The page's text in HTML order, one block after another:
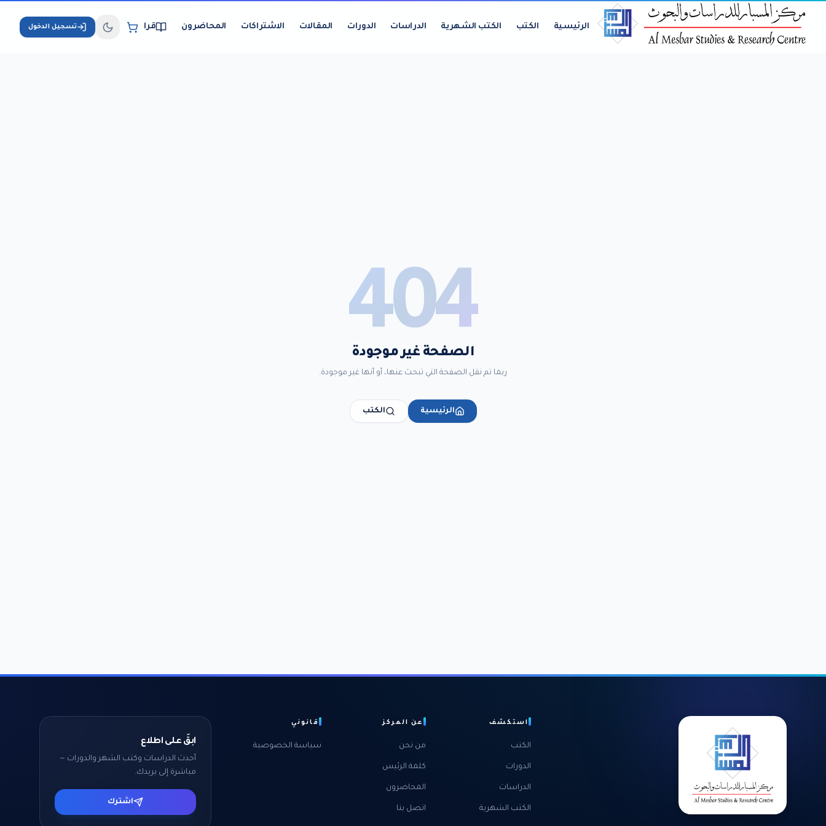
الرئيسية الكتب الكتب الشهرية الدراسات الدورات المقالات الاشتراكات المحاضرون قراءة الكتب الإلكترونيةتسجيل الدخول
404
الصفحة غير موجودة
ربما تم نقل الصفحة التي تبحث عنها، أو أنها غير موجودة.
الرئيسية الكتب
استكشف
الكتب
الدورات
الدراسات
الكتب الشهرية
عن المركز
من نحن
كلمة الرئيس
المحاضرون
اتصل بنا
قانوني
سياسة الخصوصية
ابقَ على اطلاع
أحدث الدراسات وكتب الشهر والدورات —
مباشرة إلى بريدك.
اشترك